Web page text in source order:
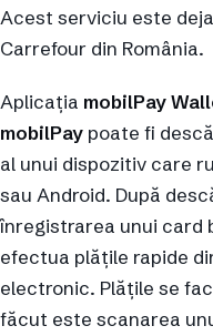
Acest serviciu este
Carrefour din România.
Aplicația mobilPay
mobilPay poate fi
al unui dispozitiv care
sau Android. După
înregistrarea unui card
efectua plățile rapide
electronic. Plățile se
făcut este scanarea